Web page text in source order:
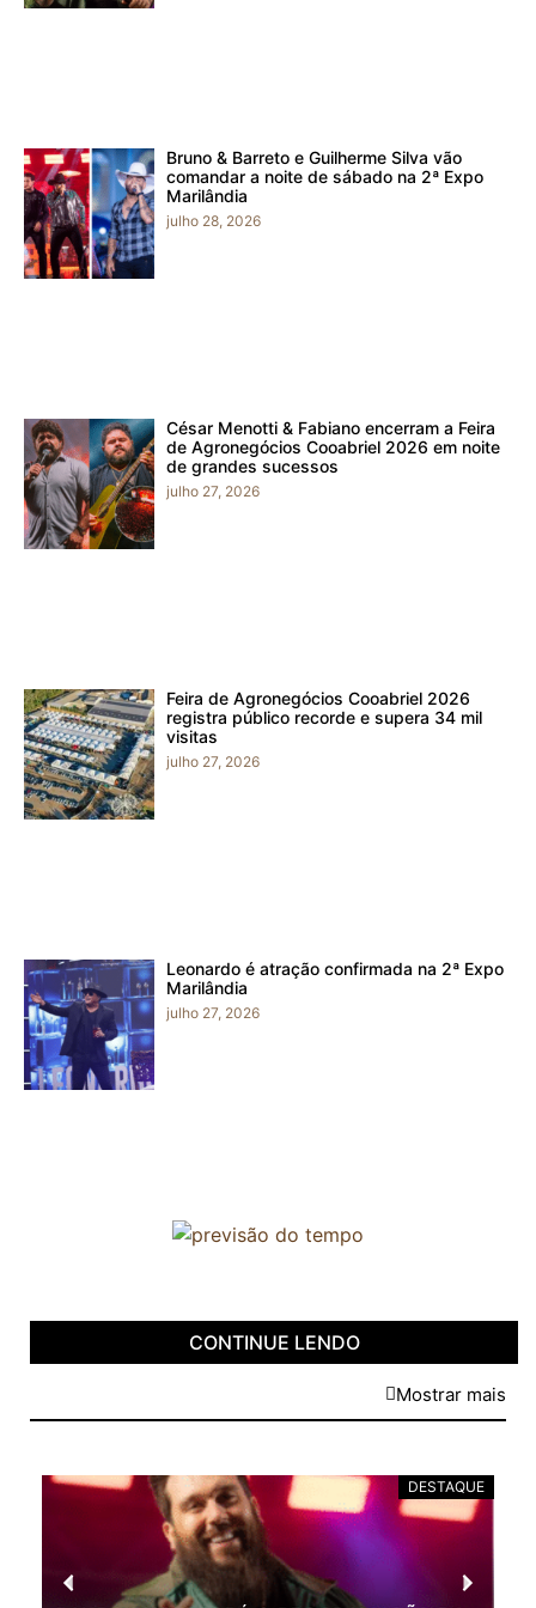
Bruno & Barreto e Guilherme Silva vão
comandar a noite de sábado na 2ª Expo
Marilândia
julho 28, 2026
César Menotti & Fabiano encerram a Feira
de Agronegócios Cooabriel 2026 em noite
de grandes sucessos
julho 27, 2026
Feira de Agronegócios Cooabriel 2026
registra público recorde e supera 34 mil
visitas
julho 27, 2026
Leonardo é atração confirmada na 2ª Expo
Marilândia
julho 27, 2026
CONTINUE LENDO
Mostrar mais
DESTAQUE